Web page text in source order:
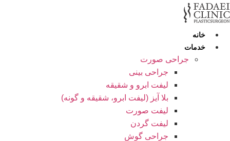
پرش
به
خانه
خدمات
جراحی صورت
جراحی بینی
لیفت ابرو و شقیقه
بلا آیز (لیفت ابرو، شقیقه و گونه)
لیفت صورت
لیفت گردن
جراحی گوش